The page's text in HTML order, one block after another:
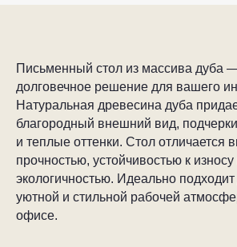
Письменный стол из массива дуба
долговечное решение для вашего
Натуральная древесина дуба
благородный внешний вид,
и теплые оттенки. Стол отличается
прочностью, устойчивостью к износу
экологичностью. Идеально
уютной и стильной рабочей
офисе.